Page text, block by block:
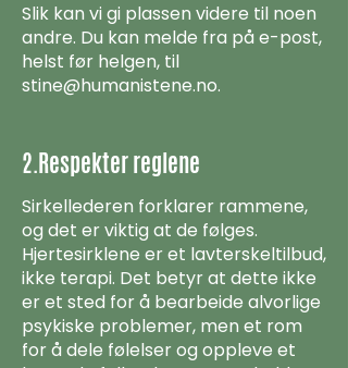
Slik kan vi gi plassen videre til noen
andre. Du kan melde fra på e-post,
helst før helgen, til
stine@humanistene.no.
2.Respekter reglene
Sirkellederen forklarer rammene,
og det er viktig at de følges.
Hjertesirklene er et lavterskeltilbud,
ikke terapi. Det betyr at dette ikke
er et sted for å bearbeide alvorlige
psykiske problemer, men et rom
for å dele følelser og oppleve et